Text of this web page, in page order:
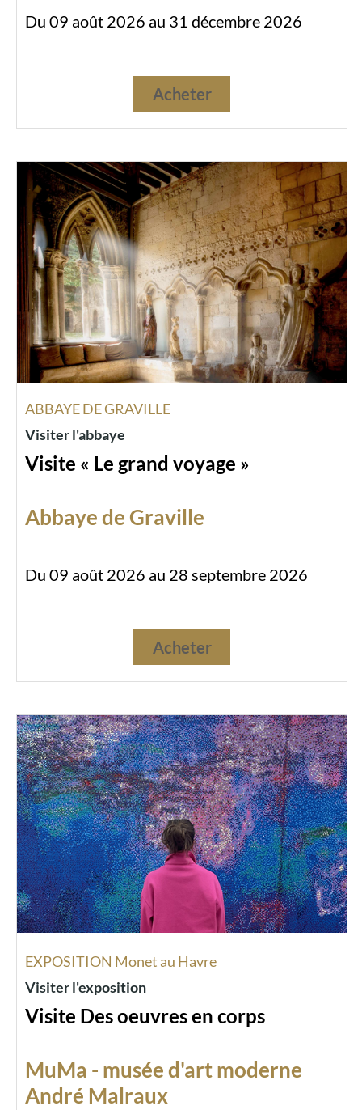
Du 09 août 2026 au 31 décembre 2026
Acheter
ABBAYE DE GRAVILLE
Visiter l'abbaye
Visite « Le grand voyage »
Abbaye de Graville
Du 09 août 2026 au 28 septembre 2026
Acheter
EXPOSITION Monet au Havre
Visiter l'exposition
Visite Des oeuvres en corps
MuMa - musée d'art moderne
André Malraux